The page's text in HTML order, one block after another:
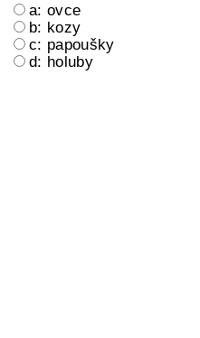
a: ovce
b: kozy
c: papoušky
d: holuby